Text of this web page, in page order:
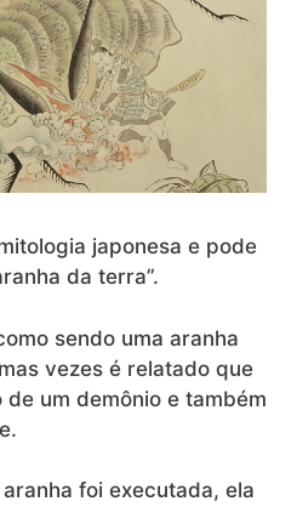
japonesa e pode
da terra”.
sendo uma aranha
vezes é relatado que
um demônio e também
foi executada, ela